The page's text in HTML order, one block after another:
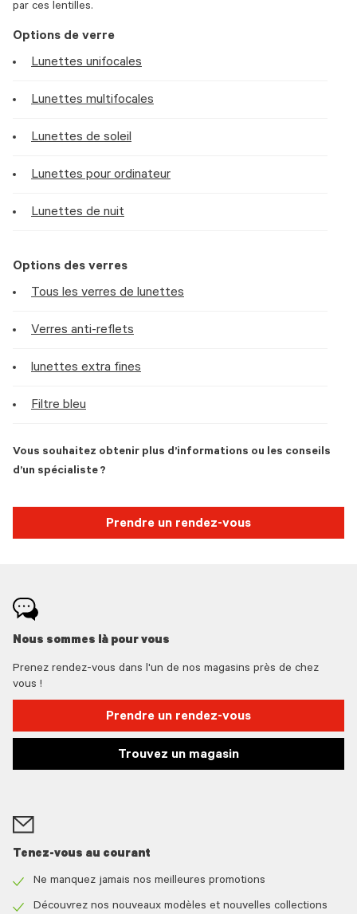
par ces lentilles.
Options de verre
Lunettes unifocales
Lunettes multifocales
Lunettes de soleil
Lunettes pour ordinateur
Lunettes de nuit
Options des verres
Tous les verres de lunettes
Verres anti-reflets
lunettes extra fines
Filtre bleu
Vous souhaitez obtenir plus d’informations ou les conseils
d’un spécialiste ?
Prendre un rendez-vous
Nous sommes là pour vous
Prenez rendez-vous dans l'un de nos magasins près de chez
vous !
Prendre un rendez-vous
Trouvez un magasin
Tenez-vous au courant
icon
Ne manquez jamais nos meilleures promotions
Découvrez nos nouveaux modèles et nouvelles collections